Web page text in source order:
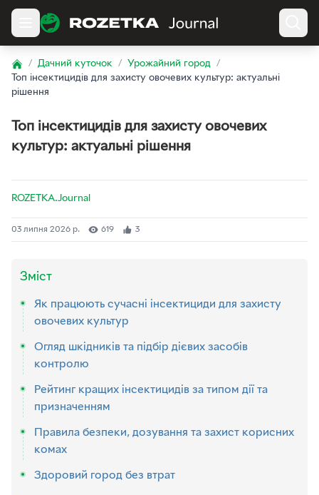
Home
/ Дачний куточок / Урожайний город
/
Топ інсектицидів для захисту овочевих культур: актуальні
рішення
Топ інсектицидів для захисту овочевих
культур: актуальні рішення
ROZETKA.Journal
03 липня 2026 р. 619 3
Зміст
Як працюють сучасні інсектициди для захисту
овочевих культур
Огляд шкідників та підбір дієвих засобів
контролю
Рейтинг кращих інсектицидів за типом дії та
призначенням
Правила безпеки, дозування та захист корисних
комах
Здоровий город без втрат